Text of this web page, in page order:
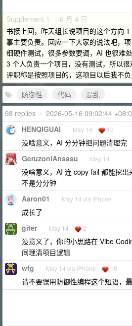
Supplement 1 · 6 月 4 日
书接上回，昨天组长说项目的这个方向
事主要负责。回应一下大家的说法吧，
细硬件测试，很多参数要调，AI 也很难
3 个人负责一个项目，没有测试，所以
评职称是按照项目的，这项目以后我不负
防御性
代码
混乱
98 replies • 2026-05-16 09:02:44
HENQIGUAI May 14 10
没啥意义，AI 分分钟把问题清理完
GeruzoniAnsasu May 14
没啥意义，AI 连 copy fail 都能挖
不是分分钟
Aaron01 May 14 via iPhone
成长了
giter May 14 2
没意义了，你的小思路在 Vibe
间理清项目逻辑
wfg May 14 via iPhone 18
请不要误用防御性编程这个短语，